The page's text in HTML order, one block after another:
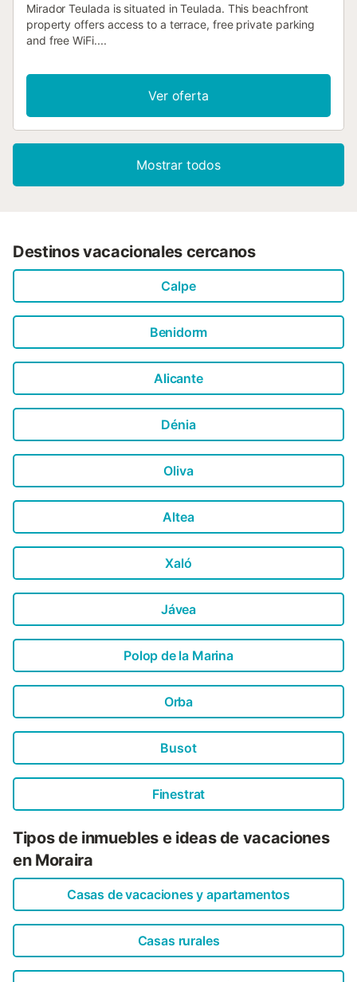
Mirador Teulada is situated in Teulada. This beachfront
property offers access to a terrace, free private parking
and free WiFi....
Ver oferta
Mostrar todos
Destinos vacacionales cercanos
Calpe
Benidorm
Alicante
Dénia
Oliva
Altea
Xaló
Jávea
Polop de la Marina
Orba
Busot
Finestrat
Tipos de inmuebles e ideas de vacaciones
en Moraira
Casas de vacaciones y apartamentos
Casas rurales